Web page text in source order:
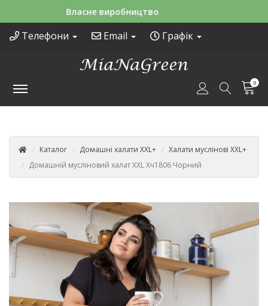
Зручні способи оплати
Телефони Email Графік
0
Каталог Домашні халати XXL+
Халати муслінові XXL+
Домашній мусліновий халат XXL Хч1806 Чорний